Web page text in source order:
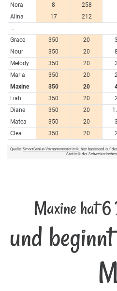
Nora 8 258
Alina
17 212
...
Grace
350 20
Nour
350 20
Melody
350 20
Marla
350 20
Maxine
350 20
Liah
350 20
Diane
350 20
Matea
350 20
Clea
350 20
Quelle: SmartGenius-Vornamensstatistik , hier basierend auf
Statistik der Schweizerischen
Maxine hat 6
und
M